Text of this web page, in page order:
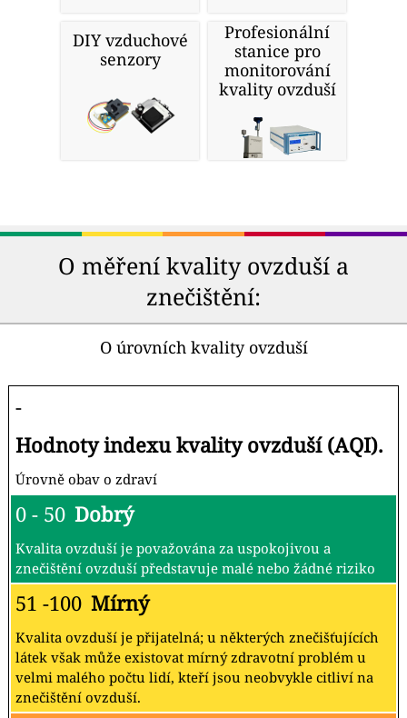
DIY vzduchové
senzory
Profesionální
stanice pro
monitorování
kvality ovzduší
O měření kvality ovzduší a
znečištění:
O úrovních kvality ovzduší
-
Hodnoty indexu kvality ovzduší (AQI).
Úrovně obav o zdraví
0 - 50 Dobrý
Kvalita ovzduší je považována za uspokojivou a
znečištění ovzduší představuje malé nebo žádné riziko
51 -100 Mírný
Kvalita ovzduší je přijatelná; u některých znečišťujících
látek však může existovat mírný zdravotní problém u
velmi malého počtu lidí, kteří jsou neobvykle citliví na
znečištění ovzduší.